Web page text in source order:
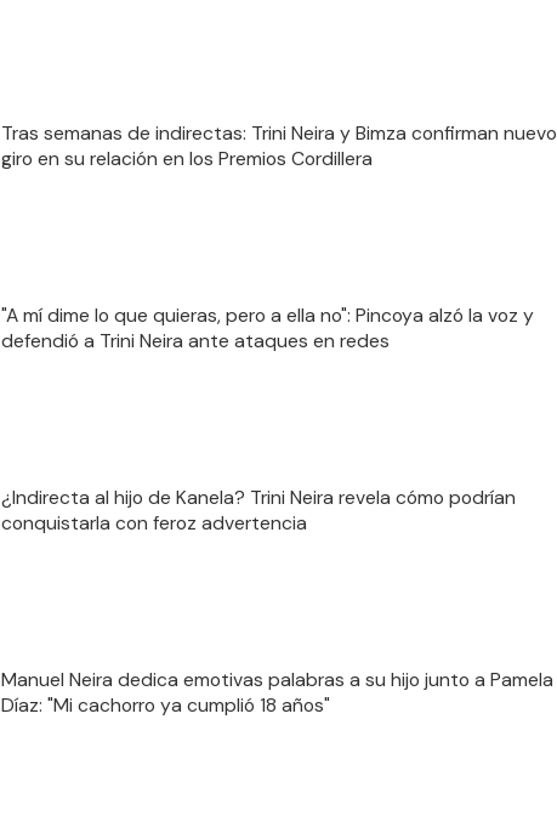
Tras semanas de indirectas: Trini Neira y Bimza confirman nuevo
giro en su relación en los Premios Cordillera
"A mí dime lo que quieras, pero a ella no": Pincoya alzó la voz y
defendió a Trini Neira ante ataques en redes
¿Indirecta al hijo de Kanela? Trini Neira revela cómo podrían
conquistarla con feroz advertencia
Manuel Neira dedica emotivas palabras a su hijo junto a Pamela
Díaz: "Mi cachorro ya cumplió 18 años"